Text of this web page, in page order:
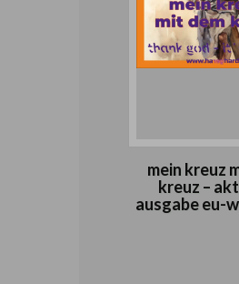
mein kreuz
kreuz –
ausgabe eu-